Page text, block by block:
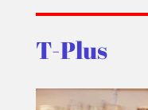
T-Plus